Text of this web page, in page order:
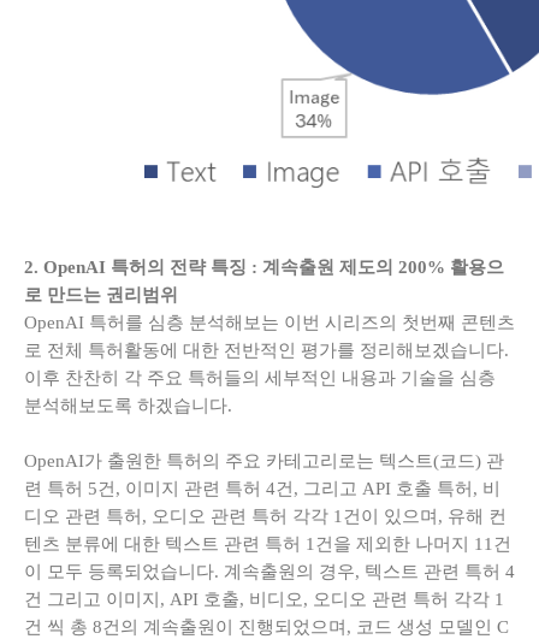
2. OpenAI 특허의 전략 특징 : 계속출원 제도의 200% 활용으
로 만드는 권리범위
OpenAI 특허를 심층 분석해보는 이번 시리즈의 첫번째 콘텐츠
로 전체 특허활동에 대한 전반적인 평가를 정리해보겠습니다.
이후 찬찬히 각 주요 특허들의 세부적인 내용과 기술을 심층
분석해보도록 하겠습니다.
OpenAI가 출원한 특허의 주요 카테고리로는 텍스트(코드) 관
련 특허 5건, 이미지 관련 특허 4건, 그리고 API 호출 특허, 비
디오 관련 특허, 오디오 관련 특허 각각 1건이 있으며, 유해 컨
텐츠 분류에 대한 텍스트 관련 특허 1건을 제외한 나머지 11건
이 모두 등록되었습니다. 계속출원의 경우, 텍스트 관련 특허 4
건 그리고 이미지, API 호출, 비디오, 오디오 관련 특허 각각 1
건 씩 총 8건의 계속출원이 진행되었으며, 코드 생성 모델인 C